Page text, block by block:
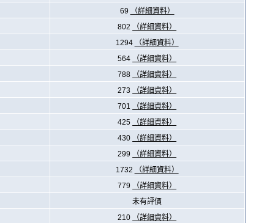
69
（詳細資料）
802
（詳細資料）
1294
（詳細資料）
564
（詳細資料）
788
（詳細資料）
273
（詳細資料）
701
（詳細資料）
425
（詳細資料）
430
（詳細資料）
299
（詳細資料）
1732
（詳細資料）
779
（詳細資料）
未有評價
210
（詳細資料）